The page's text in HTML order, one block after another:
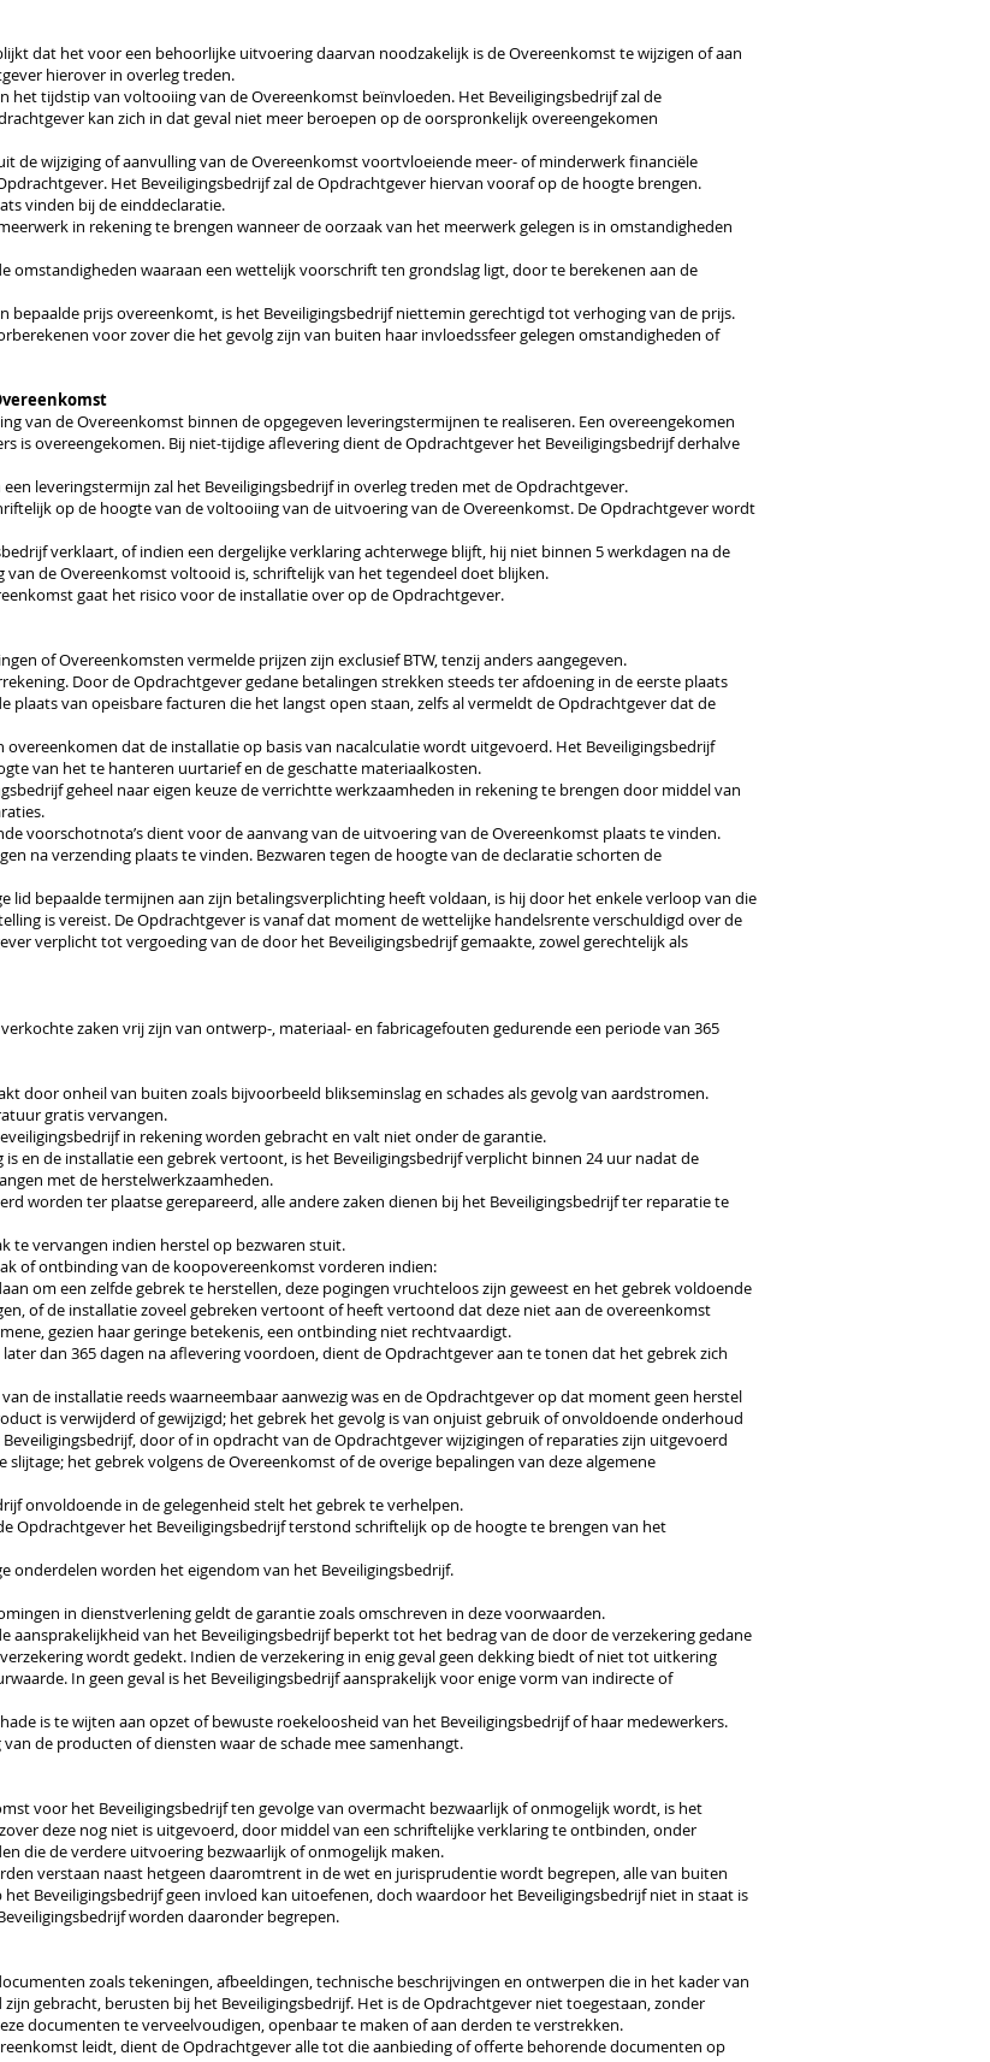
dat het voor een behoorlijke uitvoering daarvan noodzakelijk is de Overeenkomst te wijzigen of aan
hierover in overleg treden.
het tijdstip van voltooiing van de Overeenkomst beïnvloeden. Het Beveiligingsbedrijf zal de
kan zich in dat geval niet meer beroepen op de oorspronkelijk overeengekomen
de wijziging of aanvulling van de Overeenkomst voortvloeiende meer- of minderwerk financiële
Het Beveiligingsbedrijf zal de Opdrachtgever hiervan vooraf op de hoogte brengen.
vinden bij de einddeclaratie.
in rekening te brengen wanneer de oorzaak van het meerwerk gelegen is in omstandigheden
omstandigheden waaraan een wettelijk voorschrift ten grondslag ligt, door te berekenen aan de
bepaalde prijs overeenkomt, is het Beveiligingsbedrijf niettemin gerechtigd tot verhoging van de prijs.
voor zover die het gevolg zijn van buiten haar invloedssfeer gelegen omstandigheden of
van de Overeenkomst binnen de opgegeven leveringstermijnen te realiseren. Een overeengekomen
is overeengekomen. Bij niet-tijdige aflevering dient de Opdrachtgever het Beveiligingsbedrijf derhalve
leveringstermijn zal het Beveiligingsbedrijf in overleg treden met de Opdrachtgever.
op de hoogte van de voltooiing van de uitvoering van de Overeenkomst. De Opdrachtgever wordt
verklaart, of indien een dergelijke verklaring achterwege blijft, hij niet binnen 5 werkdagen na de
de Overeenkomst voltooid is, schriftelijk van het tegendeel doet blijken.
gaat het risico voor de installatie over op de Opdrachtgever.
of Overeenkomsten vermelde prijzen zijn exclusief BTW, tenzij anders aangegeven.
Door de Opdrachtgever gedane betalingen strekken steeds ter afdoening in de eerste plaats
plaats van opeisbare facturen die het langst open staan, zelfs al vermeldt de Opdrachtgever dat de
dat de installatie op basis van nacalculatie wordt uitgevoerd. Het Beveiligingsbedrijf
van het te hanteren uurtarief en de geschatte materiaalkosten.
geheel naar eigen keuze de verrichtte werkzaamheden in rekening te brengen door middel van
voorschotnota’s dient voor de aanvang van de uitvoering van de Overeenkomst plaats te vinden.
na verzending plaats te vinden. Bezwaren tegen de hoogte van de declaratie schorten de
lid bepaalde termijnen aan zijn betalingsverplichting heeft voldaan, is hij door het enkele verloop van die
is vereist. De Opdrachtgever is vanaf dat moment de wettelijke handelsrente verschuldigd over de
verplicht tot vergoeding van de door het Beveiligingsbedrijf gemaakte, zowel gerechtelijk als
zaken vrij zijn van ontwerp-, materiaal- en fabricagefouten gedurende een periode van 365
door onheil van buiten zoals bijvoorbeeld blikseminslag en schades als gevolg van aardstromen.
gratis vervangen.
in rekening worden gebracht en valt niet onder de garantie.
en de installatie een gebrek vertoont, is het Beveiligingsbedrijf verplicht binnen 24 uur nadat de
met de herstelwerkzaamheden.
worden ter plaatse gerepareerd, alle andere zaken dienen bij het Beveiligingsbedrijf ter reparatie te
te vervangen indien herstel op bezwaren stuit.
of ontbinding van de koopovereenkomst vorderen indien:
om een zelfde gebrek te herstellen, deze pogingen vruchteloos zijn geweest en het gebrek voldoende
of de installatie zoveel gebreken vertoont of heeft vertoond dat deze niet aan de overeenkomst
gezien haar geringe betekenis, een ontbinding niet rechtvaardigt.
dan 365 dagen na aflevering voordoen, dient de Opdrachtgever aan te tonen dat het gebrek zich
de installatie reeds waarneembaar aanwezig was en de Opdrachtgever op dat moment geen herstel
is verwijderd of gewijzigd; het gebrek het gevolg is van onjuist gebruik of onvoldoende onderhoud
door of in opdracht van de Opdrachtgever wijzigingen of reparaties zijn uitgevoerd
het gebrek volgens de Overeenkomst of de overige bepalingen van deze algemene
onvoldoende in de gelegenheid stelt het gebrek te verhelpen.
Opdrachtgever het Beveiligingsbedrijf terstond schriftelijk op de hoogte te brengen van het
onderdelen worden het eigendom van het Beveiligingsbedrijf.
in dienstverlening geldt de garantie zoals omschreven in deze voorwaarden.
aansprakelijkheid van het Beveiligingsbedrijf beperkt tot het bedrag van de door de verzekering gedane
wordt gedekt. Indien de verzekering in enig geval geen dekking biedt of niet tot uitkering
In geen geval is het Beveiligingsbedrijf aansprakelijk voor enige vorm van indirecte of
is te wijten aan opzet of bewuste roekeloosheid van het Beveiligingsbedrijf of haar medewerkers.
de producten of diensten waar de schade mee samenhangt.
voor het Beveiligingsbedrijf ten gevolge van overmacht bezwaarlijk of onmogelijk wordt, is het
deze nog niet is uitgevoerd, door middel van een schriftelijke verklaring te ontbinden, onder
die de verdere uitvoering bezwaarlijk of onmogelijk maken.
verstaan naast hetgeen daaromtrent in de wet en jurisprudentie wordt begrepen, alle van buiten
Beveiligingsbedrijf geen invloed kan uitoefenen, doch waardoor het Beveiligingsbedrijf niet in staat is
worden daaronder begrepen.
zoals tekeningen, afbeeldingen, technische beschrijvingen en ontwerpen die in het kader van
gebracht, berusten bij het Beveiligingsbedrijf. Het is de Opdrachtgever niet toegestaan, zonder
documenten te verveelvoudigen, openbaar te maken of aan derden te verstrekken.
leidt, dient de Opdrachtgever alle tot die aanbieding of offerte behorende documenten op